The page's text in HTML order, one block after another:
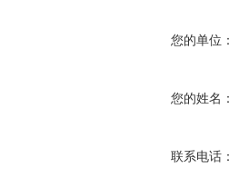
您的单位
您的姓名
联系电话